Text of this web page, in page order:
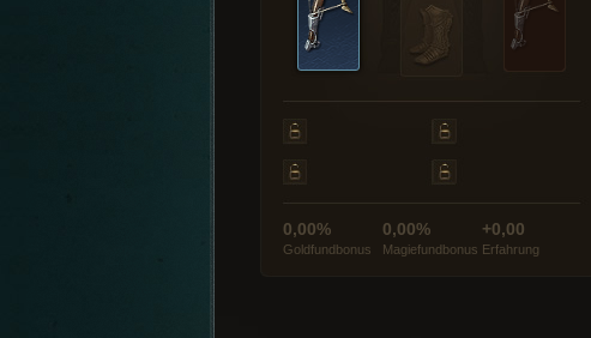
0,00%
Goldfundbonus
0,00%
Magiefundbonus
+0,00
Erfahrung